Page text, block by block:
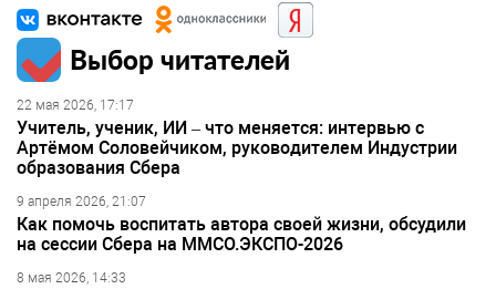
Выбор читателей
22 мая 2026, 17:17
Учитель, ученик, ИИ – что меняется: интервью с
Артёмом Соловейчиком, руководителем Индустрии
образования Сбера
9 апреля 2026, 21:07
Как помочь воспитать автора своей жизни, обсудили
на сессии Сбера на ММСО.ЭКСПО-2026
8 мая 2026, 14:33